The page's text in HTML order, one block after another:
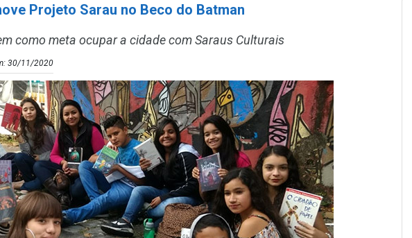
Projeto Sarau no Beco do Batman
como meta ocupar a cidade com Saraus Culturais
30/11/2020